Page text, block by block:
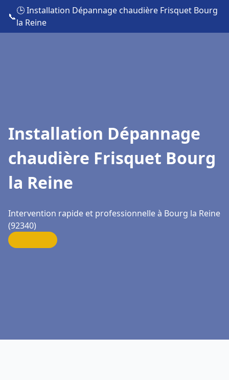
📞
🕒 Installation Dépannage chaudière Frisquet Bourg
la Reine
Installation Dépannage
chaudière Frisquet Bourg
la Reine
Intervention rapide et professionnelle à Bourg la Reine
(92340)